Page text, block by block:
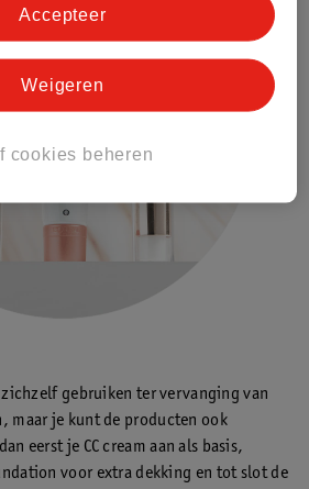
zichzelf gebruiken ter vervanging van
maar je kunt de producten ook
eerst je CC cream aan als basis,
voor extra dekking en tot slot de
cookies beheren
Weigeren
Accepteer